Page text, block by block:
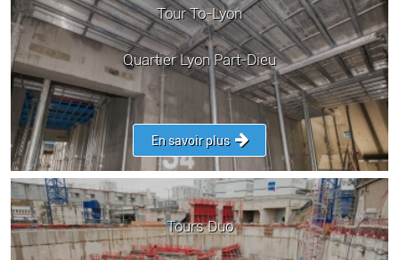
Tour To-Lyon
Quartier Lyon Part-Dieu
En savoir plus
Tours Duo